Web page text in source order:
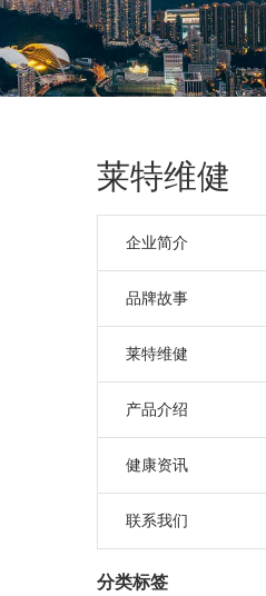
维生素系列
深海鱼油系列
DHA藻油系列
辅酶Q10系列
灵芝及孢子粉系列莱特维健
企业简介
品牌故事
莱特维健
产品介绍
健康资讯
联系我们
分类标签